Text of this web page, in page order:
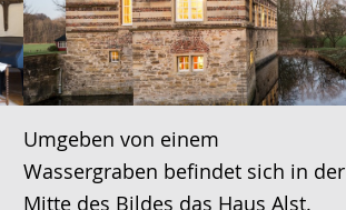
Umgeben von einem
Wassergraben befindet sich in der
Mitte des Bildes das Haus Alst.